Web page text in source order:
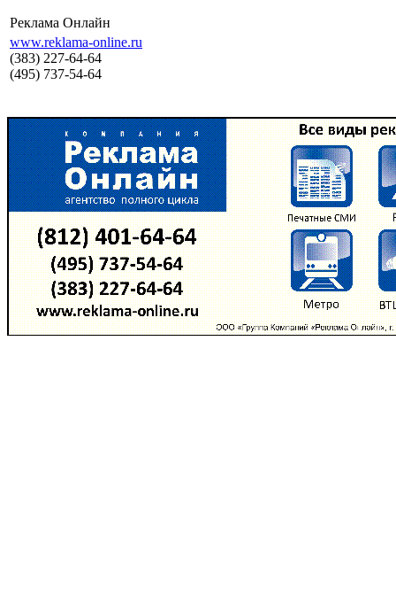
Реклама Онлайн
www.reklama-online.ru
(383) 227-64-64
(495) 737-54-64